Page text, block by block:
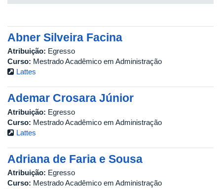
Abner Silveira Facina
Atribuição: Egresso
Curso: Mestrado Acadêmico em Administração
Lattes
Ademar Crosara Júnior
Atribuição: Egresso
Curso: Mestrado Acadêmico em Administração
Lattes
Adriana de Faria e Sousa
Atribuição: Egresso
Curso: Mestrado Acadêmico em Administração